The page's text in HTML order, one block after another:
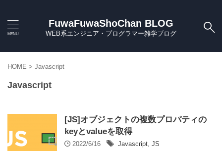
FuwaFuwaShoChan BLOG
WEB系エンジニア・プログラマー雑学ブログ
HOME > Javascript
Javascript
[JS]オブジェクトの複数プロパティの
keyとvalueを取得
2022/6/16 Javascript, JS